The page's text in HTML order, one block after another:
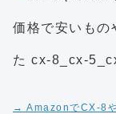
→ AmazonでCX-8